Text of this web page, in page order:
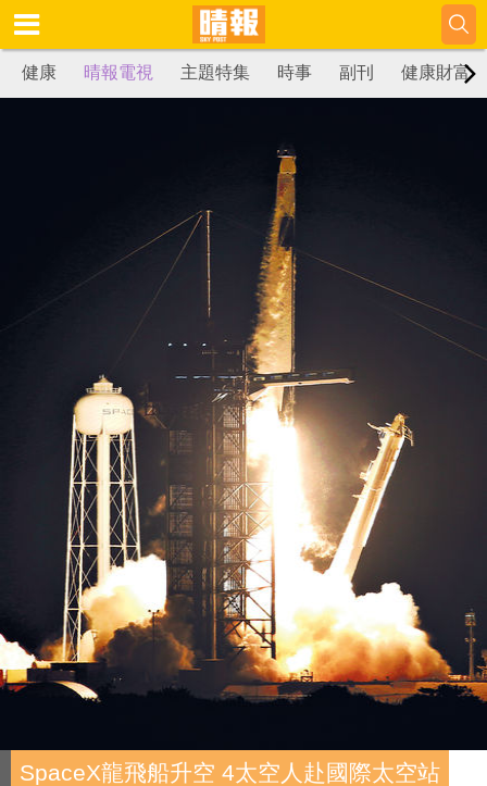
健康 晴報電視 主題特集 時事 副刊 健康財富
SpaceX龍飛船升空 4太空人赴國際太空站